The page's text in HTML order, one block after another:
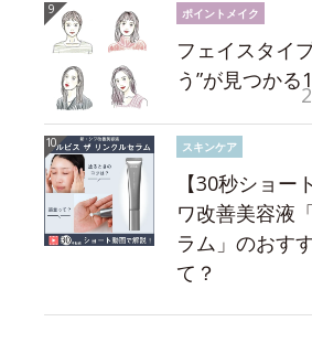
ポイントメイク
フェイスタイ
う”が見つか
スキンケア
【30秒ショー
ワ改善美容液
ラム」のおす
て？